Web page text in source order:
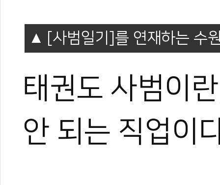
[사범일기]를 연재하는 수
태권도 사범이
안 되는 직업이